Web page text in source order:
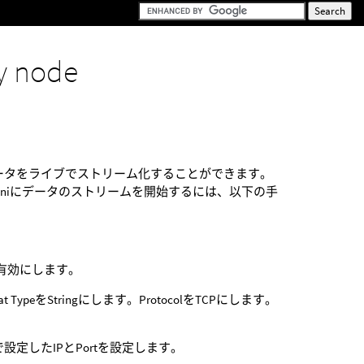
node
をライブでストリーム化することができます。
にデータのストリームを開始するには、以下の手
にします。
をStringにします。ProtocolをTCPにします。
定したIPとPortを設定します。